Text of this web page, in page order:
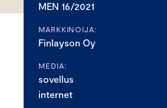
MEN 16/2021
MARKKINOIJA:
Finlayson Oy
MEDIA:
sovellus
internet